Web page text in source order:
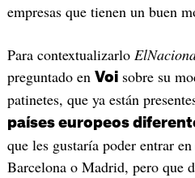
empresas que tienen un buen
Para contextualizarlo
preguntado en Voisobre su
patinetes, que ya están
países europeos
que les gustaría poder entrar
Barcelona o Madrid, pero que